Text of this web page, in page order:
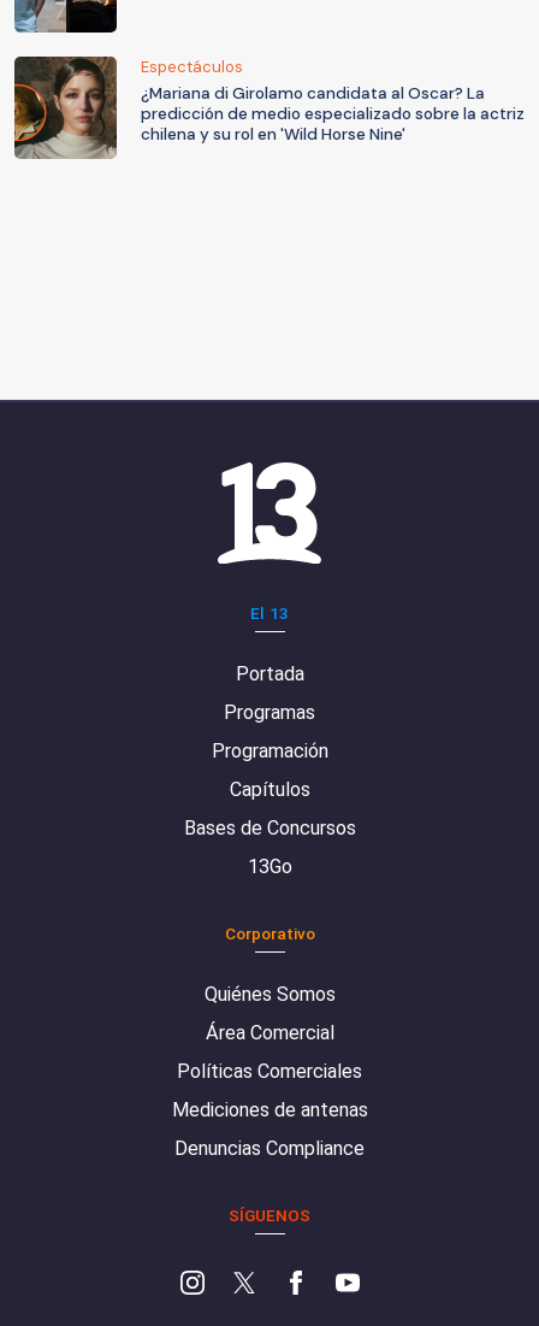
Espectáculos
¿Mariana di Girolamo candidata al Oscar? La
predicción de medio especializado sobre la actriz
chilena y su rol en 'Wild Horse Nine'
El 13
Portada
Programas
Programación
Capítulos
Bases de Concursos
13Go
Corporativo
Quiénes Somos
Área Comercial
Políticas Comerciales
Mediciones de antenas
Denuncias Compliance
SÍGUENOS